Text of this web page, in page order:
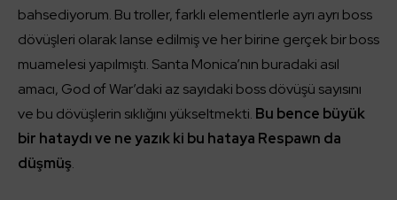
bahsediyorum. Bu troller, farklı elementlerle ayrı ayrı boss
dövüşleri olarak lanse edilmiş ve her birine gerçek bir boss
muamelesi yapılmıştı. Santa Monica’nın buradaki asıl
amacı, God of War’daki az sayıdaki boss dövüşü sayısını
ve bu dövüşlerin sıklığını yükseltmekti. Bu bence büyük
bir hataydı ve ne yazık ki bu hataya Respawn da
düşmüş.